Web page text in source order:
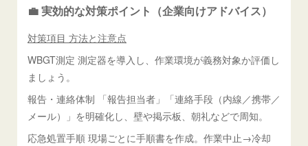
💼 実効的な対策ポイント（企業向けアドバイス）
対策項目 方法と注意点
WBGT測定 測定器を導入し、作業環境が義務対象か評価し
ましょう。
報告・連絡体制 「報告担当者」「連絡手段（内線／携帯／
メール）」を明確化し、壁や掲示板、朝礼などで周知。
応急処置手順 現場ごとに手順書を作成。作業中止→冷却